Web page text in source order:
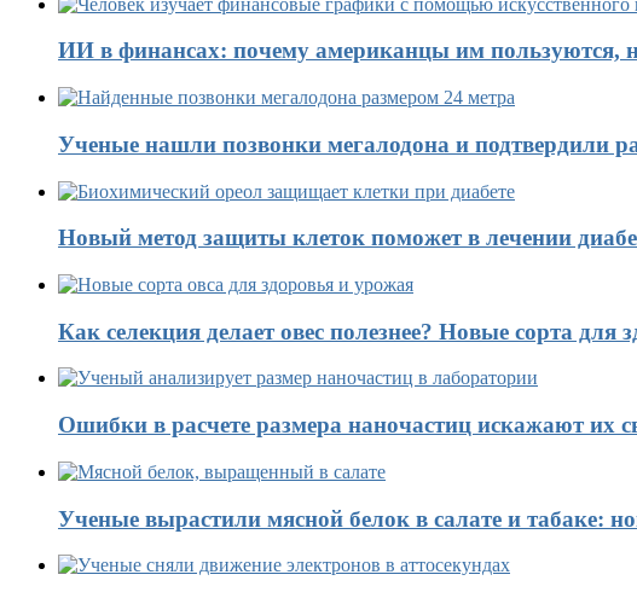
ИИ в финансах: почему американцы им пользуются,
Ученые нашли позвонки мегалодона и подтвердили
Новый метод защиты клеток поможет в лечении
Как селекция делает овес полезнее? Новые сорта для
Ошибки в расчете размера наночастиц искажают их
Ученые вырастили мясной белок в салате и табаке: